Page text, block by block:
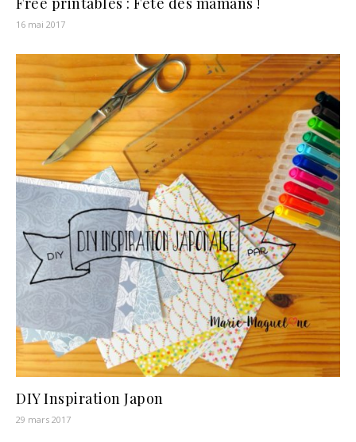
16 mai 2017
DIY Inspiration Japon
29 mars 2017